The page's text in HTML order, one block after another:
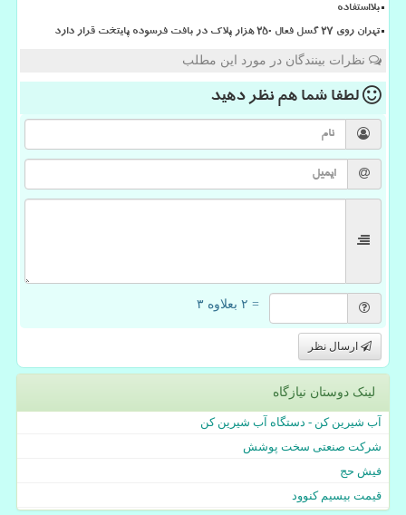
بلااستفاده
تهران روی ۲۷ گسل فعال ۲۵۰ هزار پلاک در بافت فرسوده پایتخت قرار دارد
نظرات بینندگان در مورد این مطلب
لطفا شما همنظر دهید
= ۲ بعلاوه ۳
ارسال نظر
لینک دوستان نیازگاه
آب شیرین کن - دستگاه آب شیرین کن
شرکت صنعتی سخت پوشش
فیش حج
قیمت بیسیم کنوود